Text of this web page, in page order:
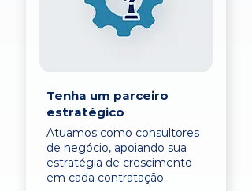
Tenha um parceiro
estratégico
Atuamos como consultores
de negócio, apoiando sua
estratégia de crescimento
em cada contratação.